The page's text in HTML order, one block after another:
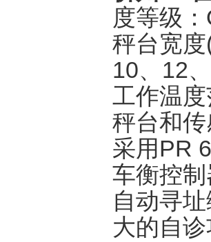
度等级：
秤台宽度
10、12
工作温
秤台和
采用 PR
车衡控
自动寻
大的自